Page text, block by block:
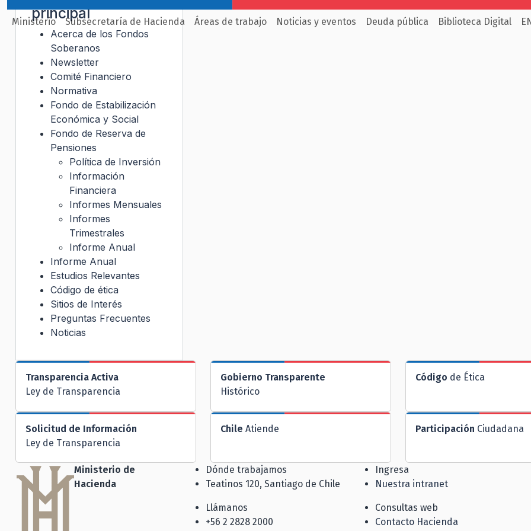
Ministerio Subsecretaría de Hacienda Áreas de trabajo Noticias y eventos Deuda pública Biblioteca Digital
principal
Acerca de los Fondos
Soberanos
Newsletter
Comité Financiero
Normativa
Fondo de Estabilización
Económica y Social
Fondo de Reserva de
Pensiones
Política de Inversión
Información
Financiera
Informes Mensuales
Informes
Trimestrales
Informe Anual
Informe Anual
Estudios Relevantes
Código de ética
Sitios de Interés
Preguntas Frecuentes
Noticias
Transparencia Activa
Ley de Transparencia
Gobierno Transparente
Histórico
Código de Ética
Solicitud de Información
Ley de Transparencia
Chile Atiende Participación Ciudadana
Ministerio de
Hacienda
Dónde trabajamos
Teatinos 120, Santiago de Chile
Llámanos
+56 2 2828 2000
Ingresa
Nuestra intranet
Consultas web
Contacto Hacienda